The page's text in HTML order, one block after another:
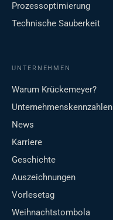
Prozessoptimierung
Technische Sauberkeit
UNTERNEHMEN
Warum Krückemeyer?
Unternehmenskennzahlen
News
Karriere
Geschichte
Auszeichnungen
Vorlesetag
Weihnachtstombola